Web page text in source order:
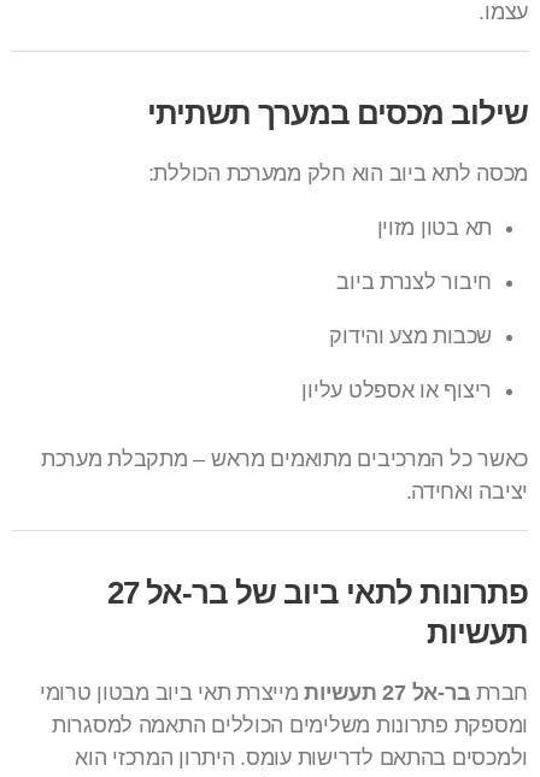
עצמו.
שילוב מכסים במערך תשתיתי
מכסה לתא ביוב הוא חלק ממערכת הכוללת:
תא בטון מזוין
חיבור לצנרת ביוב
שכבות מצע והידוק
ריצוף או אספלט עליון
כאשר כל המרכיבים מתואמים מראש – מתקבלת מערכת
יציבה ואחידה.
פתרונות לתאי ביוב של בר-אל 27
תעשיות
חברת בר-אל 27 תעשיות
מייצרת תאי ביוב מבטון טרומי
ומספקת פתרונות משלימים הכוללים התאמה למסגרות
ולמכסים בהתאם לדרישות עומס. היתרון המרכזי הוא